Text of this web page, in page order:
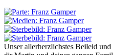
Unser allerherzlichstes Beileid